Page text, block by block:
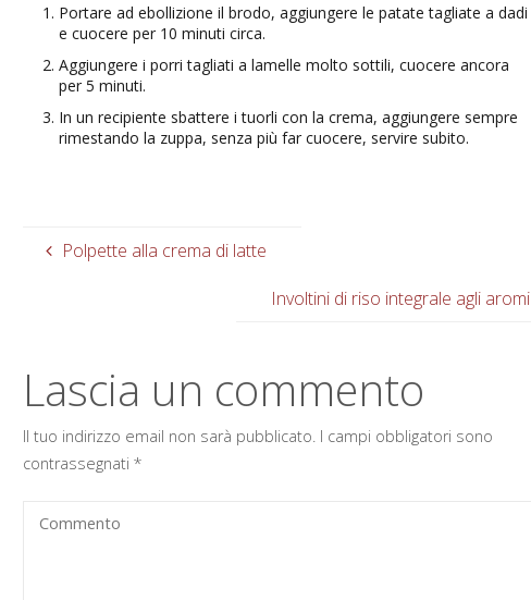
Portare ad ebollizione il brodo, aggiungere le patate tagliate a dadi
e cuocere per 10 minuti circa.
Aggiungere i porri tagliati a lamelle molto sottili, cuocere ancora
per 5 minuti.
In un recipiente sbattere i tuorli con la crema, aggiungere sempre
rimestando la zuppa, senza più far cuocere, servire subito.
Polpette alla crema di latte
Involtini di riso integrale agli aromi
Lascia un commento
Il tuo indirizzo email non sarà pubblicato. I campi obbligatori sono
contrassegnati *